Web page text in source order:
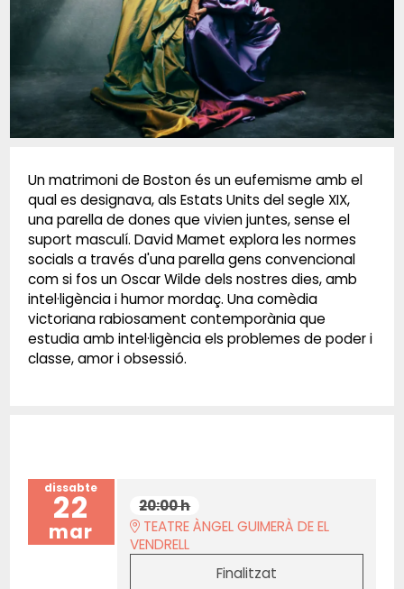
Un matrimoni de Boston és un eufemisme amb el
qual es designava, als Estats Units del segle XIX,
una parella de dones que vivien juntes, sense el
suport masculí. David Mamet explora les normes
socials a través d'una parella gens convencional
com si fos un Oscar Wilde dels nostres dies, amb
intel·ligència i humor mordaç. Una comèdia
victoriana rabiosament contemporània que
estudia amb intel·ligència els problemes de poder i
classe, amor i obsessió.
dissabte
22
mar
20:00 h
TEATRE ÀNGEL GUIMERÀ DE EL
VENDRELL
Finalitzat